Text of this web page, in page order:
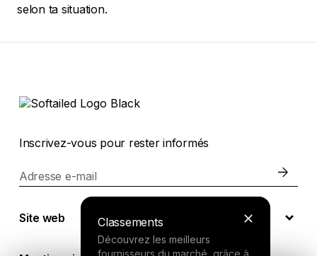
selon ta situation.
Classements
Découvrez les meilleurs
fournisseurs du marché, grâce à
Inscrivez-vous pour rester informés
Adresse e-mail
Site web